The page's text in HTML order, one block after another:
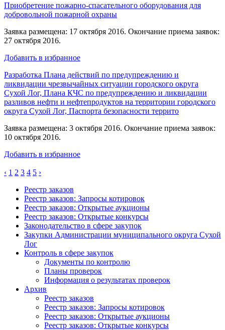
Приобретение пожарно-спасательного оборудования для
добровольной пожарной охраны
Заявка размещена: 17 октября 2016. Окончание приема заявок:
27 октября 2016.
Добавить в избранное
Разработка Плана действий по предупреждению и
ликвидации чрезвычайных ситуации городского округа
Сухой Лог, Плана КЧС по предупреждению и ликвидации
разливов нефти и нефтепродуктов на территории городского
округа Сухой Лог, Паспорта безопасности террито
Заявка размещена: 3 октября 2016. Окончание приема заявок:
10 октября 2016.
Добавить в избранное
‹ 1 2 3 4 5 ›
Реестр заказов
Реестр заказов: Запросы котировок
Реестр заказов: Открытые аукционы
Реестр заказов: Открытые конкурсы
Законодательство в сфере закупок
Закупки Администрации муниципального округа Сухой
Лог
Контроль в сфере закупок
Документы по контролю
Планы проверок
Информация о результатах проверок
Архив
Реестр заказов
Реестр заказов: Запросы котировок
Реестр заказов: Открытые аукционы
Реестр заказов: Открытые конкурсы